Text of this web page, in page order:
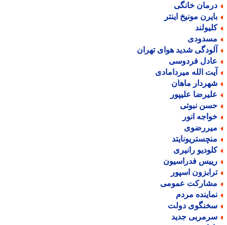
خانگی
مونیخ اینتر
شدید هوای تهران
فردوسی
الله میردامادی
ماهان
علیپور
نبوتی
انور
رانیری
فدراسیون
اسپور
عمومی
مردم
دولت
جدید